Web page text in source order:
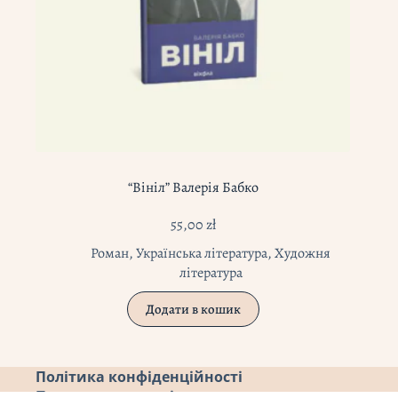
“Вініл” Валерія Бабко
55,00zł
Роман,Українська література,Художня
література
Додати в кошик
Політика конфіденційності